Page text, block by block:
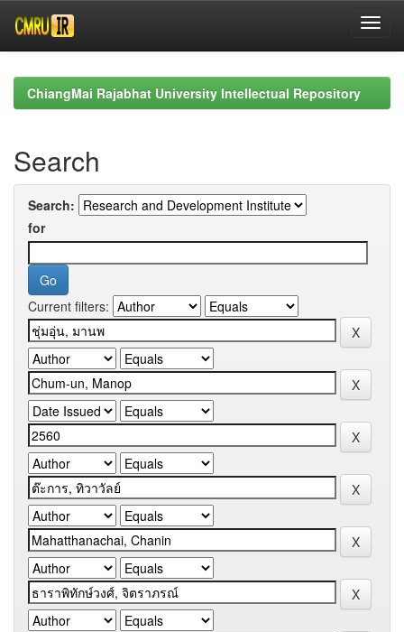
navigationChiangMai Rajabhat University Intellectual Repository
Search
Search:
for
Current filters: